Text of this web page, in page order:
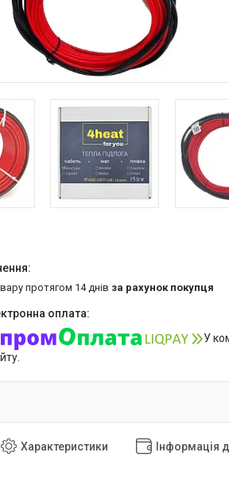
протягом 14 днів за рахунок покупця
У
Характеристики Інформація